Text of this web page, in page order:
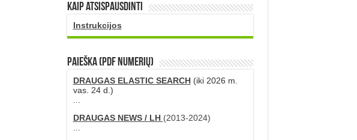
Kaip atsispausdinti
Instrukcijos
PAIEŠKA (PDF numerių)
DRAUGAS ELASTIC SEARCH(iki 2026 m.
vas. 24 d.)
...
DRAUGAS NEWS / LH (2013-2024)
...